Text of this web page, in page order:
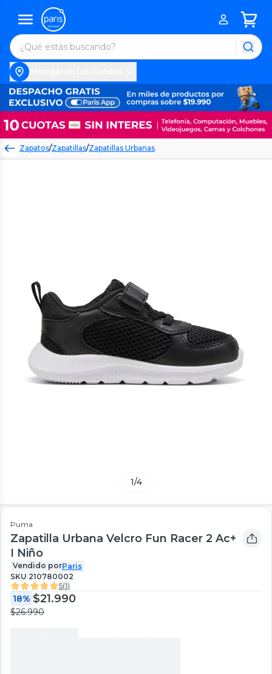
Zapatos/Zapatillas/Zapatillas Urbanas
1/4
Puma
Zapatilla Urbana Velcro Fun Racer 2 Ac+
I Niño
Vendido porParis
SKU 210780002
5(1)
18% $21.990
$26.990